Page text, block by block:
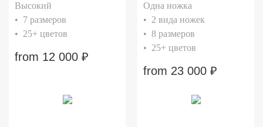
Высокий
• 7 размеров
• 25+ цветов
from 12 000 ₽
Одна ножка
• 2 вида ножек
• 8 размеров
• 25+ цветов
from 23 000 ₽